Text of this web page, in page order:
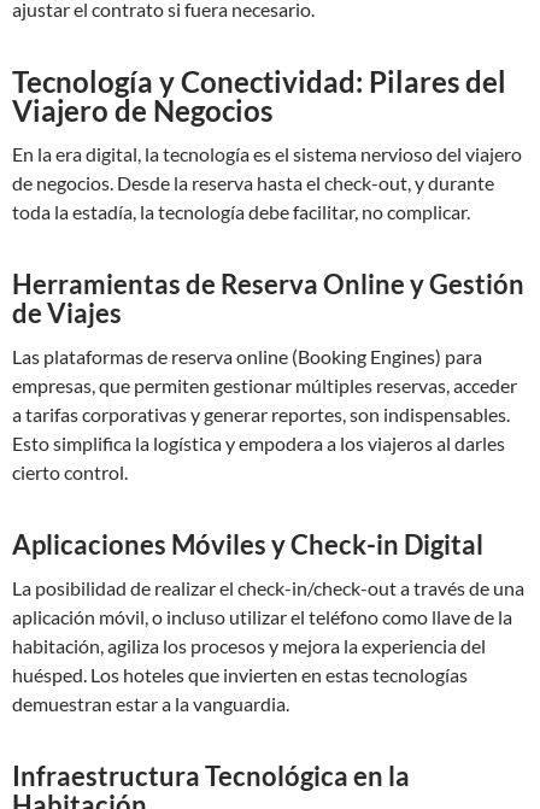
ajustar el contrato si fuera necesario.
Tecnología y Conectividad: Pilares del
Viajero de Negocios
En la era digital, la tecnología es el sistema nervioso del viajero
de negocios. Desde la reserva hasta el check-out, y durante
toda la estadía, la tecnología debe facilitar, no complicar.
Herramientas de Reserva Online y Gestión
de Viajes
Las plataformas de reserva online (Booking Engines) para
empresas, que permiten gestionar múltiples reservas, acceder
a tarifas corporativas y generar reportes, son indispensables.
Esto simplifica la logística y empodera a los viajeros al darles
cierto control.
Aplicaciones Móviles y Check-in Digital
La posibilidad de realizar el check-in/check-out a través de una
aplicación móvil, o incluso utilizar el teléfono como llave de la
habitación, agiliza los procesos y mejora la experiencia del
huésped. Los hoteles que invierten en estas tecnologías
demuestran estar a la vanguardia.
Infraestructura Tecnológica en la